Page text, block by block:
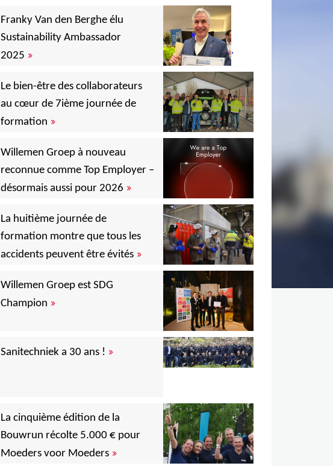
,
Franky Van den Berghe élu
Sustainability Ambassador
2025 » ,
,
Le bien-être des collaborateurs
au cœur de 7ième journée de
formation »
,
,
,
,
,
Willemen Groep à nouveau
reconnue comme Top Employer –
désormais aussi pour 2026 »
,
La huitième journée de
formation montre que tous les
accidents peuvent être évités »
,
,
,
Willemen Groep est SDG
Champion »
Sanitechniek a 30 ans ! »
La cinquième édition de la
Bouwrun récolte 5.000 € pour
Moeders voor Moeders »